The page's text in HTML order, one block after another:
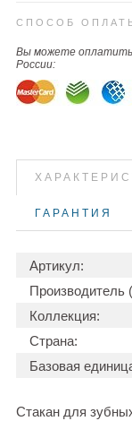
СПОСОБ
Вы можете
России:
ГАРАНТИЯ
Артикул:
Производитель
Коллекция:
Страна:
Базовая
Стакан для